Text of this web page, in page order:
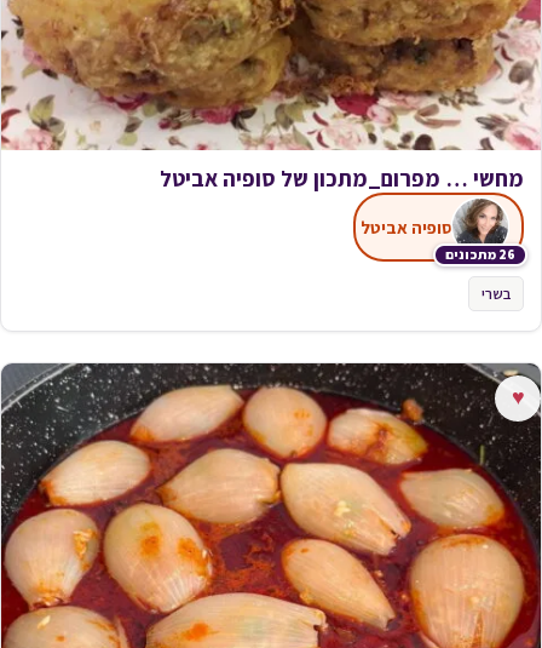
מחשי … מפרום_מתכון של סופיה אביטל
26 מתכונים
סופיה אביטל
בשרי
♥